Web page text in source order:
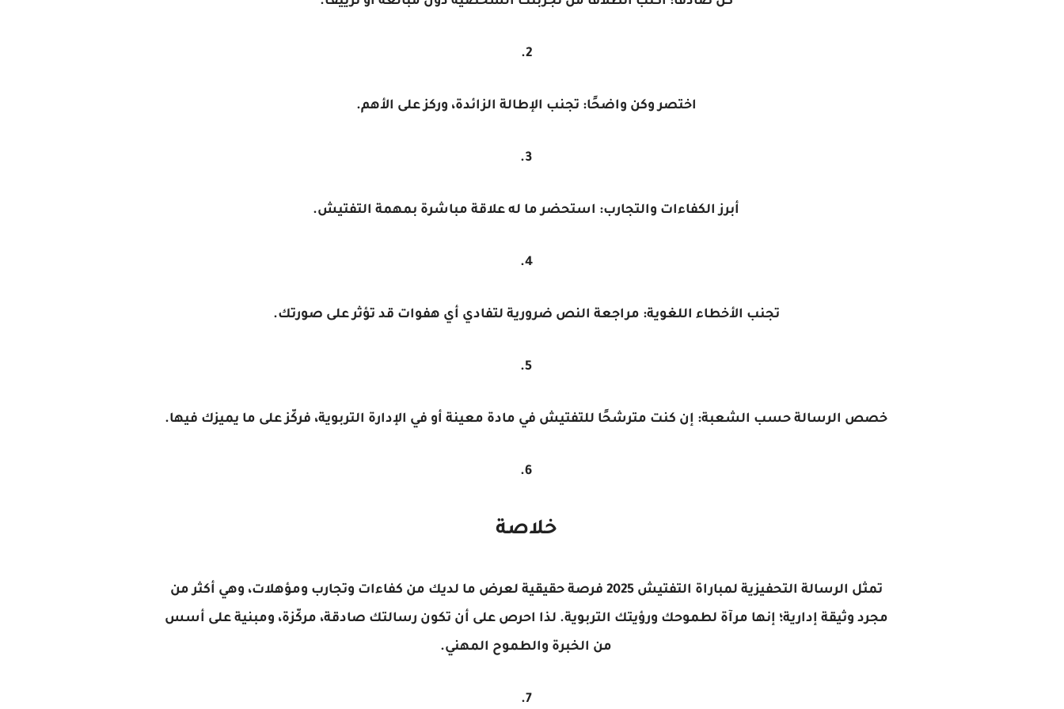
اختصر وكن واضحًا: تجنب الإطالة الزائدة، وركز على الأهم.
أبرز الكفاءات والتجارب: استحضر ما له علاقة مباشرة بمهمة التفتيش.
تجنب الأخطاء اللغوية: مراجعة النص ضرورية لتفادي أي هفوات قد تؤثر على صورتك.
خصص الرسالة حسب الشعبة: إن كنت مترشحًا للتفتيش في مادة معينة أو في الإدارة التربوية، فركّز على ما يميزك فيها.
خلاصة
تمثل الرسالة التحفيزية لمباراة التفتيش 2025
فرصة حقيقية لعرض ما لديك من كفاءات وتجارب ومؤهلات، وهي أكثر من
مجرد وثيقة إدارية؛ إنها مرآة لطموحك ورؤيتك التربوية. لذا احرص على أن تكون رسالتك صادقة، مركّزة، ومبنية على أسس
من الخبرة والطموح المهني.